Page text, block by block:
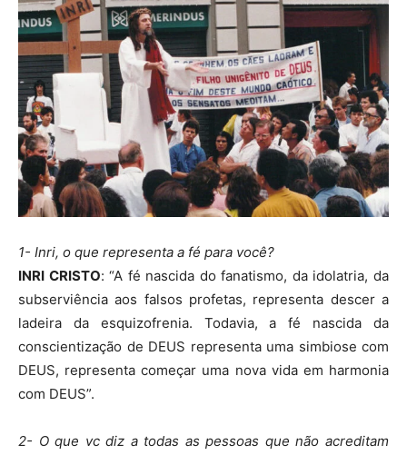
1- Inri, o que representa a fé para você?
INRI CRISTO: “A fé nascida do fanatismo, da idolatria, da
subserviência aos falsos profetas, representa descer a
ladeira da esquizofrenia. Todavia, a fé nascida da
conscientização de DEUS representa uma simbiose com
DEUS, representa começar uma nova vida em harmonia
com DEUS”.
2- O que vc diz a todas as pessoas que não acreditam